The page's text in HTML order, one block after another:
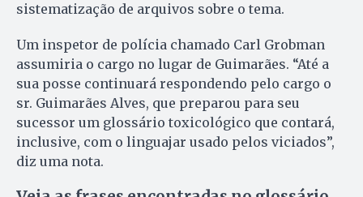
sistematização de arquivos sobre o tema.
Um inspetor de polícia chamado Carl Grobman
assumiria o cargo no lugar de Guimarães. “Até a
sua posse continuará respondendo pelo cargo o
sr. Guimarães Alves, que preparou para seu
sucessor um glossário toxicológico que contará,
inclusive, com o linguajar usado pelos viciados”,
diz uma nota.